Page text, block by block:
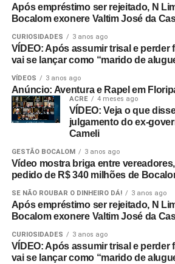
Após empréstimo ser rejeitado, N
Bocalom exonere Valtim José da
CURIOSIDADES 3 anos ago
VÍDEO: Após assumir trisal e perder
vai se lançar como “marido de
VÍDEOS 3 anos ago
Anúncio: Aventura e Rapel em
ACRE 4 meses ago
VÍDEO: Veja o que
julgamento do ex-
Cameli
GESTÃO BOCALOM 3 anos ago
Vídeo mostra briga entre
pedido de R$ 340 milhões de
SE NÃO ROUBAR O DINHEIRO DÁ! 3 anos ago
Após empréstimo ser rejeitado, N
Bocalom exonere Valtim José da
CURIOSIDADES 3 anos ago
VÍDEO: Após assumir trisal e perder
vai se lançar como “marido de